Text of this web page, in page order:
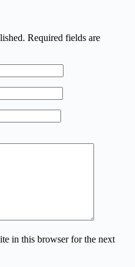
Required fields are
in this browser for the next